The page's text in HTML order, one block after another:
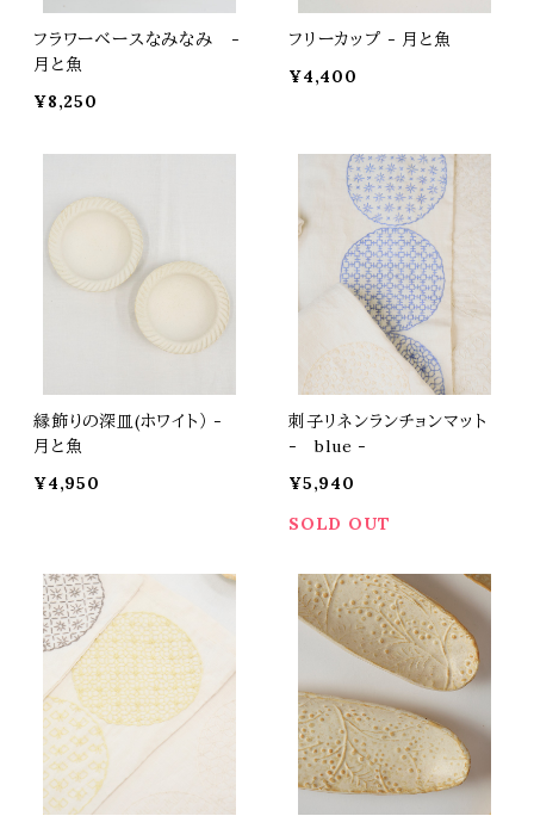
フラワーベースなみなみ -
月と魚
¥8,250
フリーカップ - 月と魚
¥4,400
縁飾りの深皿(ホワイト） -
月と魚
¥4,950
刺子リネンランチョンマット
- blue -
¥5,940
SOLD OUT